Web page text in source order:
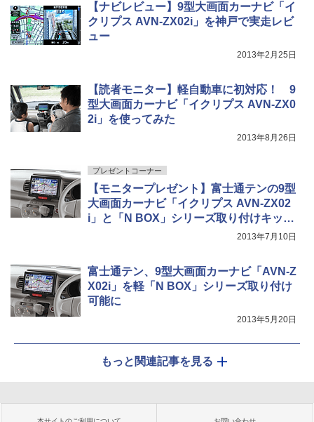
【ナビレビュー】9型大画面カーナビ「イ
クリプス AVN-ZX02i」を神戸で実走レビ
ュー
2013年2月25日
【読者モニター】軽自動車に初対応！ 9
型大画面カーナビ「イクリプス AVN-ZX0
2i」を使ってみた
2013年8月26日
プレゼントコーナー
【モニタープレゼント】富士通テンの9型
大画面カーナビ「イクリプス AVN-ZX02
i」と「N BOX」シリーズ取り付けキット
2013年7月10日
富士通テン、9型大画面カーナビ「AVN-Z
X02i」を軽「N BOX」シリーズ取り付け
可能に
2013年5月20日
もっと関連記事を見る